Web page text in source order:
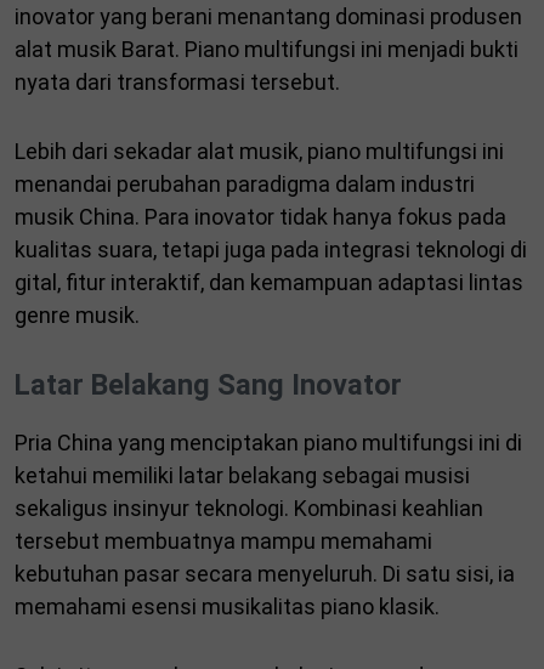
inovator yang berani menantang dominasi produsen
alat musik Barat. Piano multifungsi ini menjadi bukti
nyata dari transformasi tersebut.
Lebih dari sekadar alat musik, piano multifungsi ini
menandai perubahan paradigma dalam industri
musik China. Para inovator tidak hanya fokus pada
kualitas suara, tetapi juga pada integrasi teknologi di
gital, fitur interaktif, dan kemampuan adaptasi lintas
genre musik.
Latar Belakang Sang Inovator
Pria China yang menciptakan piano multifungsi ini di
ketahui memiliki latar belakang sebagai musisi
sekaligus insinyur teknologi. Kombinasi keahlian
tersebut membuatnya mampu memahami
kebutuhan pasar secara menyeluruh. Di satu sisi, ia
memahami esensi musikalitas piano klasik.